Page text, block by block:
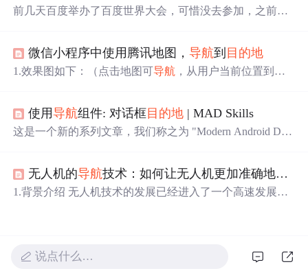
的组件实现的，可以节省资源，提高用户体验。 二、导航
前几天百度举办了百度世界大会，可惜没去参加，之前参
百度的产品，现在就用着百度的网盘，今天看了下百度地
图的开放API，然后做了个Demo，这里分享出来。如果应
e）个人云存储，我
微信小程序中使用腾讯地图，导航到 目的地
1.效果图如下：（点击地图可导航 ，从用户当前位置到 目
nt icon-location'&gt;&lt;/text&gt; &lt;/view&gt; &l...
使用导航组件: 对话框目的地 | MAD Skills
这是一个新的系列文章，我们称之为 "Modern Android Dev
无人机的导航技术：如何让无人机更加准确地到达
1.背景介绍 无人机技术的发展已经进入了一个高速发展的
在这篇文章中，我们将深入探讨无人机
技术的核心概
念、算法原理、具体操作步骤以及数学模型公式，并通过
说点什么…